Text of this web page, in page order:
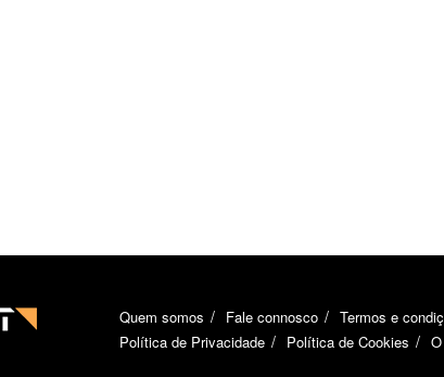
Quem somos Fale connosco Termos e
Política de Privacidade
Política de Cookies